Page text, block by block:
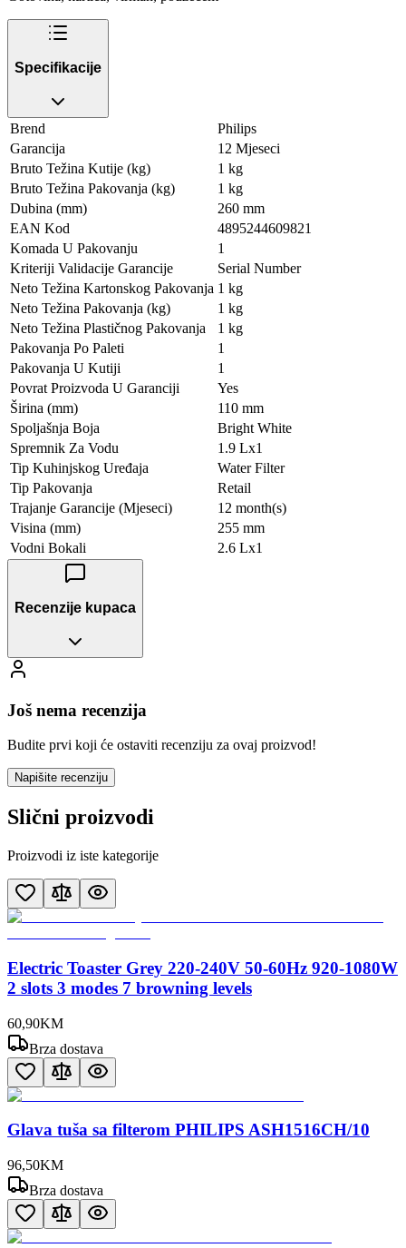
Specifikacije
Brend
Philips
Garancija
12 Mjeseci
Bruto Težina Kutije (kg)
1 kg
Bruto Težina Pakovanja (kg)
1 kg
Dubina (mm)
260 mm
EAN Kod
4895244609821
Komada U Pakovanju
1
Kriteriji Validacije Garancije
Serial Number
Neto Težina Kartonskog Pakovanja 1 kg
Neto Težina Pakovanja (kg)
1 kg
Neto Težina Plastičnog Pakovanja
1 kg
Pakovanja Po Paleti
1
Pakovanja U Kutiji
1
Povrat Proizvoda U Garanciji
Yes
Širina (mm)
110 mm
Spoljašnja Boja
Bright White
Spremnik Za Vodu
1.9 Lx1
Tip Kuhinjskog Uređaja
Water Filter
Tip Pakovanja
Retail
Trajanje Garancije (Mjeseci)
12 month(s)
Visina (mm)
255 mm
Vodni Bokali
2.6 Lx1
Recenzije kupaca
Još nema recenzija
Budite prvi koji će ostaviti recenziju za ovaj proizvod!
Napišite recenziju
Slični proizvodi
Proizvodi iz iste kategorije
Electric Toaster Grey 220-240V 50-60Hz 920-1080W
2 slots 3 modes 7 browning levels
60,90KM
Brza dostava
Glava tuša sa filterom PHILIPS ASH1516CH/10
96,50KM
Brza dostava